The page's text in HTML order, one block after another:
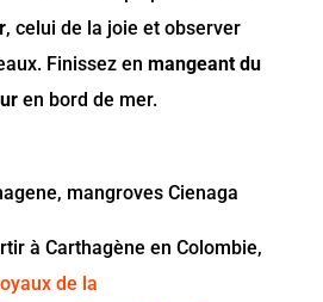
, celui de la joie et observer
Finissez en mangeant du
en bord de mer.
à Carthagène en Colombie,
de la